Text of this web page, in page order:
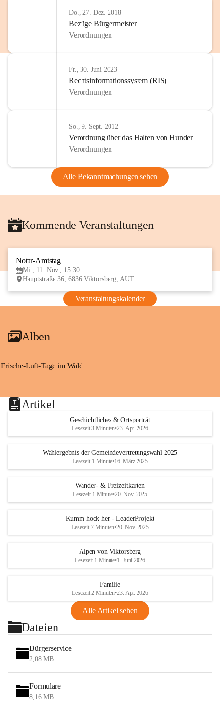
Do., 27. Dez. 2018
Bezüge Bürgermeister
Verordnungen
Fr., 30. Juni 2023
Rechtsinformationssystem (RIS)
Verordnungen
So., 9. Sept. 2012
Verordnung über das Halten von Hunden
Verordnungen
Alle Bekanntmachungen sehen
Kommende Veranstaltungen
Notar-Amtstag
Mi., 11. Nov., 15:30
Hauptstraße 36, 6836 Viktorsberg, AUT
Veranstaltungskalender
Alben
Frische-Luft-Tage im Wald
Artikel
Geschichtliches & Ortsporträt
Lesezeit 3 Minuten•23. Apr. 2026
Wahlergebnis der Gemeindevertretungswahl 2025
Lesezeit 1 Minute•16. März 2025
Wander- & Freizeitkarten
Lesezeit 1 Minute•20. Nov. 2025
Kumm hock her - LeaderProjekt
Lesezeit 7 Minuten•20. Nov. 2025
Alpen von Viktorsberg
Lesezeit 1 Minute•1. Juni 2026
Familie
Lesezeit 2 Minuten•23. Apr. 2026
Alle Artikel sehen
Dateien
Bürgerservice
2,08 MB
Formulare
8,16 MB